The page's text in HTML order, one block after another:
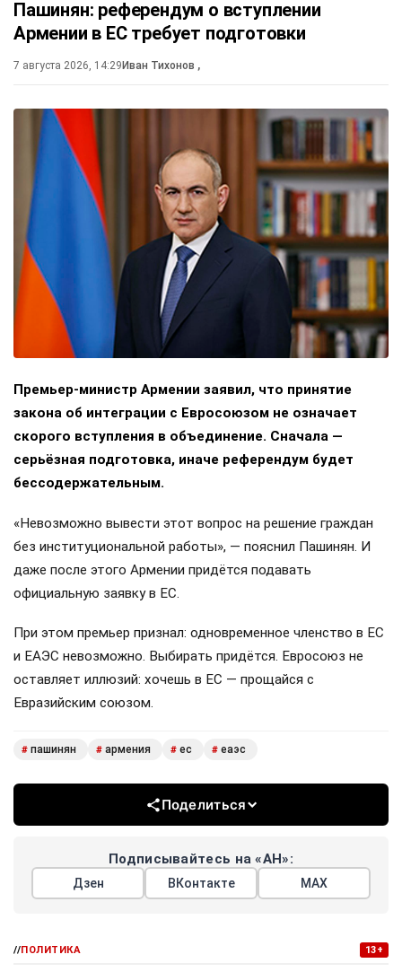
Пашинян: референдум о вступлении
Армении в ЕС требует подготовки
7 августа 2026, 14:29Иван Тихонов ,
Премьер-министр Армении заявил, что принятие
закона об интеграции с Евросоюзом не означает
скорого вступления в объединение. Сначала —
серьёзная подготовка, иначе референдум будет
бессодержательным.
«Невозможно вывести этот вопрос на решение граждан
без институциональной работы», — пояснил Пашинян. И
даже после этого Армении придётся подавать
официальную заявку в ЕС.
При этом премьер признал: одновременное членство в ЕС
и ЕАЭС невозможно. Выбирать придётся. Евросоюз не
оставляет иллюзий: хочешь в ЕС — прощайся с
Евразийским союзом.
# пашинян # армения # ес # еаэс
Поделиться
Подписывайтесь на «АН»:
Дзен ВКонтакте МАХ
//ПОЛИТИКА 13+